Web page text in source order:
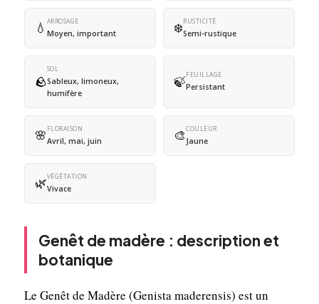
💧 ARROSAGE
Moyen, important ❄️RUSTICITÉ
Semi-rustique
🪨
SOL
Sableux, limoneux,
humifère
🍃FEUILLAGE
Persistant
🌸 FLORAISON
Avril, mai, juin 🎨COULEUR
Jaune
🌿VÉGÉTATION
Vivace
Genêt de madère : description et
botanique
Le Genêt de Madère (Genista maderensis) est un